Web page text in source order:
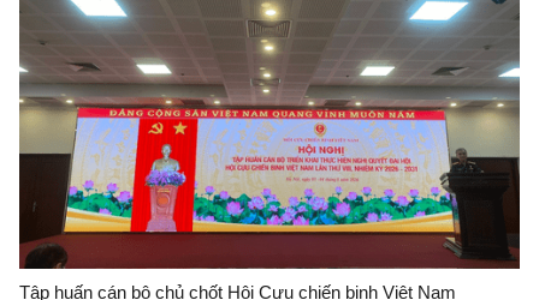
Tập huấn cán bộ chủ chốt Hội Cựu chiến binh Việt Nam